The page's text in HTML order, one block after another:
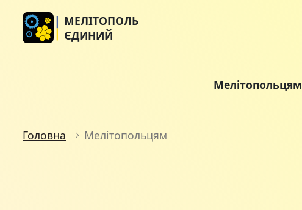
МЕЛІТОПОЛЬ
ЄДИНИЙ
Мелітопольцям
Головна Мелітопольцям